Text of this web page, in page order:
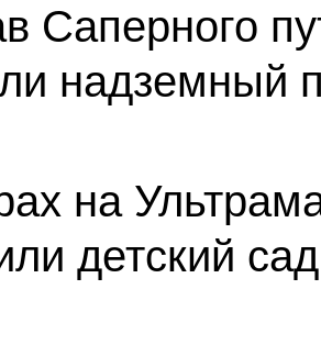
Саперного
надземный
на
детский сад